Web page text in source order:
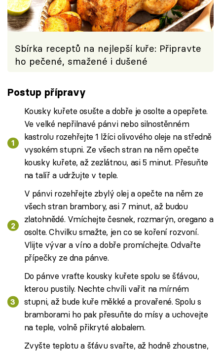
Sbírka receptů na nejlepší kuře: Připravte
ho pečené, smažené i dušené
Postup přípravy
Kousky kuřete osušte a dobře je osolte a opepřete.
Ve velké nepřilnavé pánvi nebo silnostěnném
kastrolu rozehřejte 1 lžíci olivového oleje na středně
vysokém stupni. Ze všech stran na něm opečte
kousky kuřete, až zezlátnou, asi 5 minut. Přesuňte
na talíř a udržujte v teple.
V pánvi rozehřejte zbylý olej a opečte na něm ze
všech stran brambory, asi 7 minut, až budou
zlatohnědé. Vmíchejte česnek, rozmarýn, oregano a
osolte. Chvilku smažte, jen co se koření rozvoní.
Vlijte vývar a víno a dobře promíchejte. Odvařte
přípečky ze dna pánve.
Do pánve vraťte kousky kuřete spolu se šťávou,
kterou pustily. Nechte chvíli vařit na mírném
stupni, až bude kuře měkké a provařené. Spolu s
bramborami ho pak přesuňte do mísy a uchovejte
na teple, volně přikryté alobalem.
Zvyšte teplotu a šťávu svařte, až hodně zhoustne,